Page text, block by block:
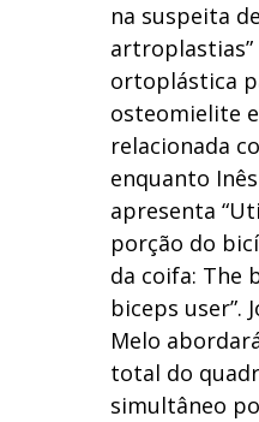
na suspeita
artroplastias”
ortoplástica
osteomielite
relacionada
enquanto
apresenta
porção do
da coifa: The
biceps user”.
Melo
total do
simultâneo